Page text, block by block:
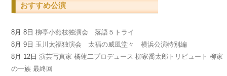
おすすめ公演
8月 8日柳亭小燕枝独演会 落語５トライ
8月 9日 玉川太福独演会 太福の威風堂々 横浜公演特別編
8月 12日演芸写真家 橘蓮二プロデュース 柳家喬太郎トリビュート 柳家
の一族 最終回